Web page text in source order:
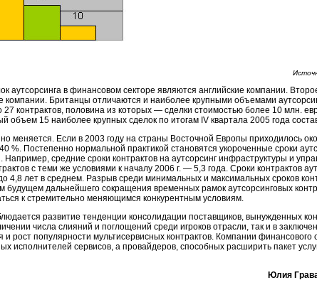
в финансовом секторе являются английские компании.
Британцы отличаются и наиболее крупными объемами
контрактов, половина из которых — сделки стоимостью более 10 млн.
15 наиболее крупных сделок по итогам IV квартала 2005 года
меняется. Если в 2003 году на страны Восточной Европы приходилось
%. Постепенно нормальной практикой становятся укороченные сроки
средние сроки контрактов на аутсорсинг инфраструктуры и
с теми же условиями к началу 2006 г. — 5,3 года. Сроки контрактов
4,8 лет в среднем. Разрыв среди минимальных и максимальных сроков
дальнейшего сокращения временных рамок аутсорсинговых
к стремительно меняющимся конкурентным условиям.
развитие тенденции консолидации поставщиков, вынужденных
числа слияний и поглощений среди игроков отрасли, так и в
рост популярности мультисервисных контрактов. Компании финансового
исполнителей сервисов, а провайдеров, способных расширить пакет
Юлия